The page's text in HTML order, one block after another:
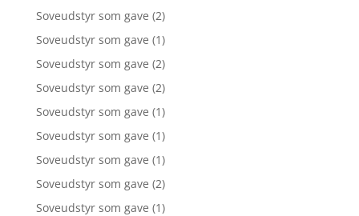
Soveudstyr som gave (2)
Soveudstyr som gave (1)
Soveudstyr som gave (2)
Soveudstyr som gave (2)
Soveudstyr som gave (1)
Soveudstyr som gave (1)
Soveudstyr som gave (1)
Soveudstyr som gave (2)
Soveudstyr som gave (1)